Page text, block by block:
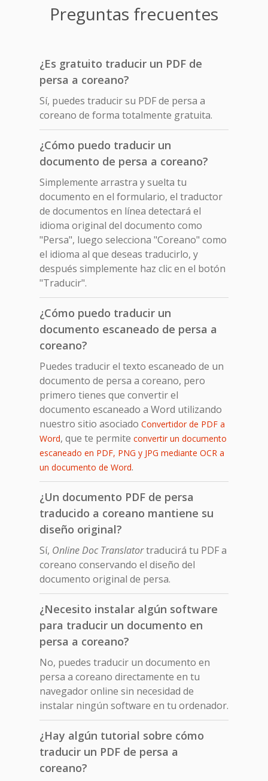
Preguntas frecuentes
¿Es gratuito traducir un PDF de
persa a coreano?
Sí, puedes traducir su PDF de persa a
coreano de forma totalmente gratuita.
¿Cómo puedo traducir un
documento de persa a coreano?
Simplemente arrastra y suelta tu
documento en el formulario, el traductor
de documentos en línea detectará el
idioma original del documento como
"Persa", luego selecciona "Coreano" como
el idioma al que deseas traducirlo, y
después simplemente haz clic en el botón
"Traducir".
¿Cómo puedo traducir un
documento escaneado de persa a
coreano?
Puedes traducir el texto escaneado de un
documento de persa a coreano, pero
primero tienes que convertir el
documento escaneado a Word utilizando
nuestro sitio asociado Convertidor de PDF a
Word, que te permite convertir un documento
escaneado en PDF, PNG y JPG mediante OCR a
un documento de Word.
¿Un documento PDF de persa
traducido a coreano mantiene su
diseño original?
Sí, Online Doc Translatortraducirá tu PDF a
coreano conservando el diseño del
documento original de persa.
¿Necesito instalar algún software
para traducir un documento en
persa a coreano?
No, puedes traducir un documento en
persa a coreano directamente en tu
navegador online sin necesidad de
instalar ningún software en tu ordenador.
¿Hay algún tutorial sobre cómo
traducir un PDF de persa a
coreano?